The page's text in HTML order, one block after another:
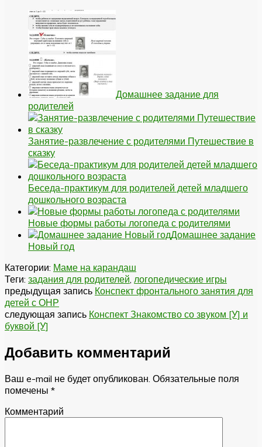
Домашнее задание для
родителей
Занятие-развлечение с родителями Путешествие в
сказку
Беседа-практикум для родителей детей младшего
дошкольного возраста
Новые формы работы логопеда с родителями
Домашнее задание
Новый год
Категории: Маме на карандаш
Теги: задания для родителей, логопедические игры
предыдущая запись Конспект фронтального занятия для
детей с ОНР
следующая запись Конспект Знакомство со звуком [У] и
буквой [У]
Добавить комментарий
Ваш e-mail не будет опубликован. Обязательные поля
помечены *
Комментарий